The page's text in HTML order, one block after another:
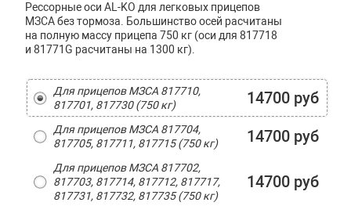
Рессорные оси AL-KO для легковых прицепов
МЗСА без тормоза. Большинство осей расчитаны
на полную массу прицепа 750 кг (оси для 817718
и 81771G расчитаны на 1300 кг).
Для прицепов МЗСА 817710,
817701, 817730 (750 кг)
14700 руб
Для прицепов МЗСА 817704,
817705, 817711, 817715 (750 кг)
14700 руб
Для прицепов МЗСА 817702,
817703, 817714, 817712, 817717,
817731, 817732, 817735 (750 кг)
14700 руб